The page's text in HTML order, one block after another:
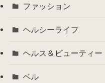
ファッション
ヘルシーライフ
ヘルス＆ビューティー
ベル